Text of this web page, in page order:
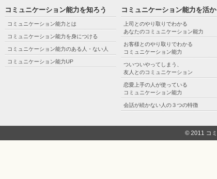
コミュニケーション能力を知ろう
コミュニケーション能力とは
コミュニケーション能力を身につける
コミュニケーション能力のある人・ない人
コミュニケーション能力UP
コミュニケーション能力を活
上司とのやり取りでわかる
あなたのコミュニケーション能力
お客様とのやり取りでわかる
コミュニケーション能力
ついついやってしまう、
友人とのコミュニケーション
恋愛上手の人が使っている
コミュニケーション能力
会話が続かない人の３つの特徴
© 2011 コ